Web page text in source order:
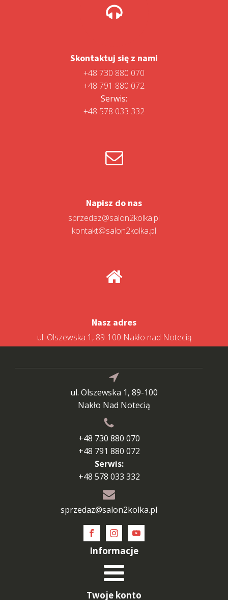
Skontaktuj się z nami
+48 730 880 070
+48 791 880 072
Serwis:
+48 578 033 332
Napisz do nas
sprzedaz@salon2kolka.pl
kontakt@salon2kolka.pl
Nasz adres
ul. Olszewska 1, 89-100 Nakło nad Notecią
ul. Olszewska 1, 89-100
Nakło Nad Notecią
+48 730 880 070
+48 791 880 072
Serwis:
+48 578 033 332
sprzedaz@salon2kolka.pl
Informacje
Twoje konto